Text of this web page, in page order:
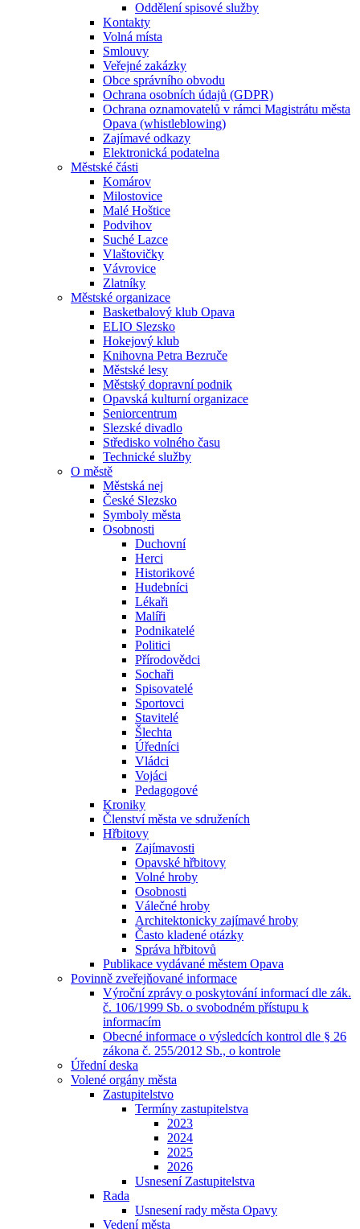
Oddělení spisové služby
Kontakty
Volná místa
Smlouvy
Veřejné zakázky
Obce správního obvodu
Ochrana osobních údajů (GDPR)
Ochrana oznamovatelů v rámci Magistrátu města
Opava (whistleblowing)
Zajímavé odkazy
Elektronická podatelna
Městské části
Komárov
Milostovice
Malé Hoštice
Podvihov
Suché Lazce
Vlaštovičky
Vávrovice
Zlatníky
Městské organizace
Basketbalový klub Opava
ELIO Slezsko
Hokejový klub
Knihovna Petra Bezruče
Městské lesy
Městský dopravní podnik
Opavská kulturní organizace
Seniorcentrum
Slezské divadlo
Středisko volného času
Technické služby
O městě
Městská nej
České Slezsko
Symboly města
Osobnosti
Duchovní
Herci
Historikové
Hudebníci
Lékaři
Malíři
Podnikatelé
Politici
Přírodovědci
Sochaři
Spisovatelé
Sportovci
Stavitelé
Šlechta
Úředníci
Vládci
Vojáci
Pedagogové
Kroniky
Členství města ve sdruženích
Hřbitovy
Zajímavosti
Opavské hřbitovy
Volné hroby
Osobnosti
Válečné hroby
Architektonicky zajímavé hroby
Často kladené otázky
Správa hřbitovů
Publikace vydávané městem Opava
Povinně zveřejňované informace
Výroční zprávy o poskytování informací dle zák.
č. 106/1999 Sb. o svobodném přístupu k
informacím
Obecné informace o výsledcích kontrol dle § 26
zákona č. 255/2012 Sb., o kontrole
Úřední deska
Volené orgány města
Zastupitelstvo
Termíny zastupitelstva
2023
2024
2025
2026
Usnesení Zastupitelstva
Rada
Usnesení rady města Opavy
Vedení města